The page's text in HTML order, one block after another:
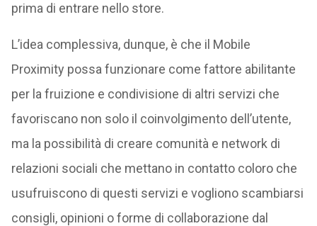
prima di entrare nello store.
L’idea complessiva, dunque, è che il Mobile
Proximity possa funzionare come fattore abilitante
per la fruizione e condivisione di altri servizi che
favoriscano non solo il coinvolgimento dell’utente,
ma la possibilità di creare comunità e network di
relazioni sociali che mettano in contatto coloro che
usufruiscono di questi servizi e vogliono scambiarsi
consigli, opinioni o forme di collaborazione dal